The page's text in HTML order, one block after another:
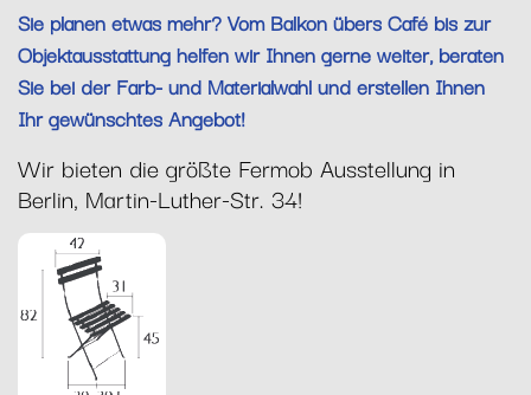
Sie planen etwas mehr? Vom Balkon übers Café bis zur
Objektausstattung helfen wir Ihnen gerne weiter, beraten
Sie bei der Farb- und Materialwahl und erstellen Ihnen
Ihr gewünschtes Angebot!
Wir bieten die größte Fermob Ausstellung in
Berlin, Martin-Luther-Str. 34!